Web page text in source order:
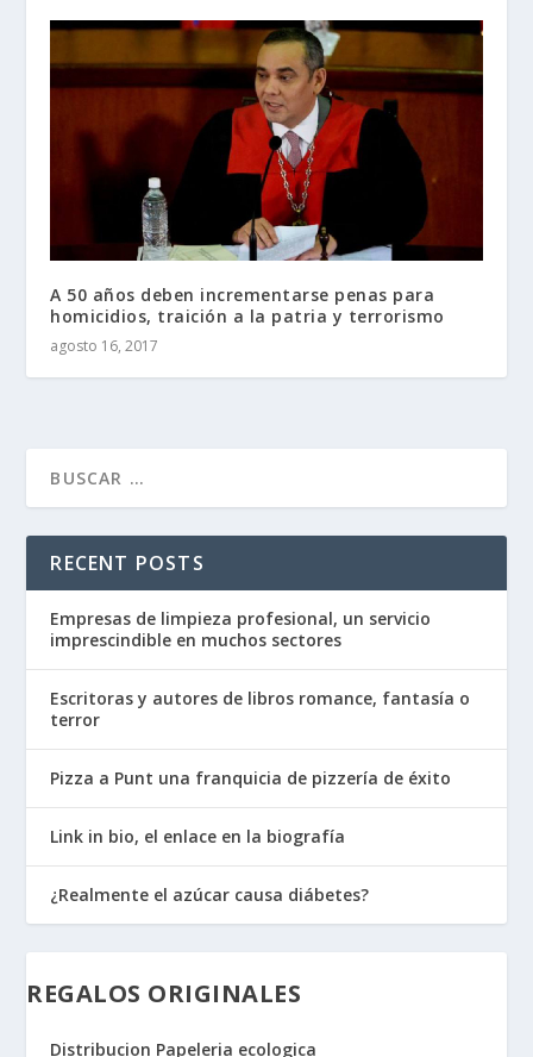
A 50 años deben incrementarse penas para
homicidios, traición a la patria y terrorismo
agosto 16, 2017
RECENT POSTS
Empresas de limpieza profesional, un servicio
imprescindible en muchos sectores
Escritoras y autores de libros romance, fantasía o
terror
Pizza a Punt una franquicia de pizzería de éxito
Link in bio, el enlace en la biografía
¿Realmente el azúcar causa diábetes?
REGALOS ORIGINALES
Distribucion Papeleria ecologica